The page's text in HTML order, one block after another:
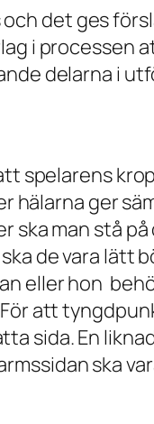
det ges
i processen
delarna i
spelarens
ger
ska man stå
de vara lätt
eller hon
att
sida. En
ska